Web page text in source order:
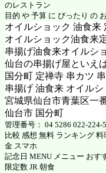
のレストラン
目的 や 予算 に ぴったり の
オイルショック 油食来
オイルショック油食来
串揚げ油食来オイルシ
仙台の串揚げ屋といえ
国分町 定禅寺 串カツ
串揚げ 油食来 オイル
宮城県仙台市青葉区一
仙台市 国分町
管理番号： 04 5286 022-224-
比較 感想 無料 ランキング
金 スマホ
記念日 MENU メニュー おす
限定数 JR 朝食